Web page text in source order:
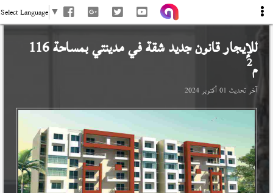
Select Language ▼
للإيجار قانون جديد شقة فيمدينتي بمساحة 116
م2
آخر تحديث 01 أكتوبر 2024